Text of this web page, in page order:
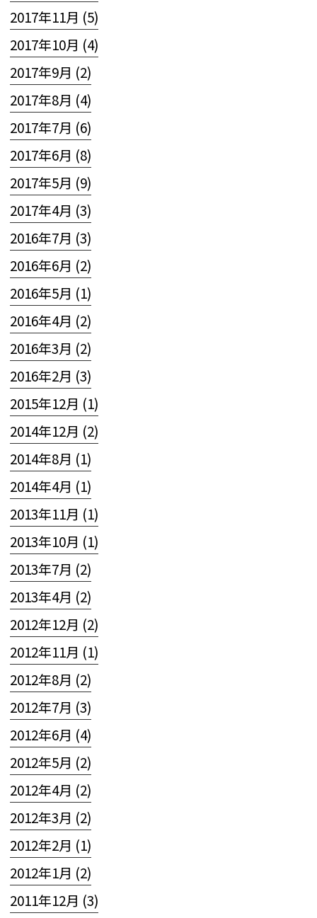
2017年11月 (5)
2017年10月 (4)
2017年9月 (2)
2017年8月 (4)
2017年7月 (6)
2017年6月 (8)
2017年5月 (9)
2017年4月 (3)
2016年7月 (3)
2016年6月 (2)
2016年5月 (1)
2016年4月 (2)
2016年3月 (2)
2016年2月 (3)
2015年12月 (1)
2014年12月 (2)
2014年8月 (1)
2014年4月 (1)
2013年11月 (1)
2013年10月 (1)
2013年7月 (2)
2013年4月 (2)
2012年12月 (2)
2012年11月 (1)
2012年8月 (2)
2012年7月 (3)
2012年6月 (4)
2012年5月 (2)
2012年4月 (2)
2012年3月 (2)
2012年2月 (1)
2012年1月 (2)
2011年12月 (3)